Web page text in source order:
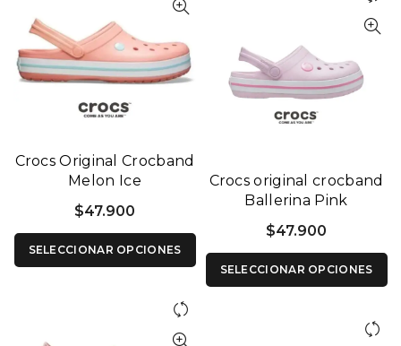
Crocs Original Crocband
Melon Ice
$47.900
SELECCIONAR OPCIONES
Crocs original crocband
Ballerina Pink
$47.900
SELECCIONAR OPCIONES